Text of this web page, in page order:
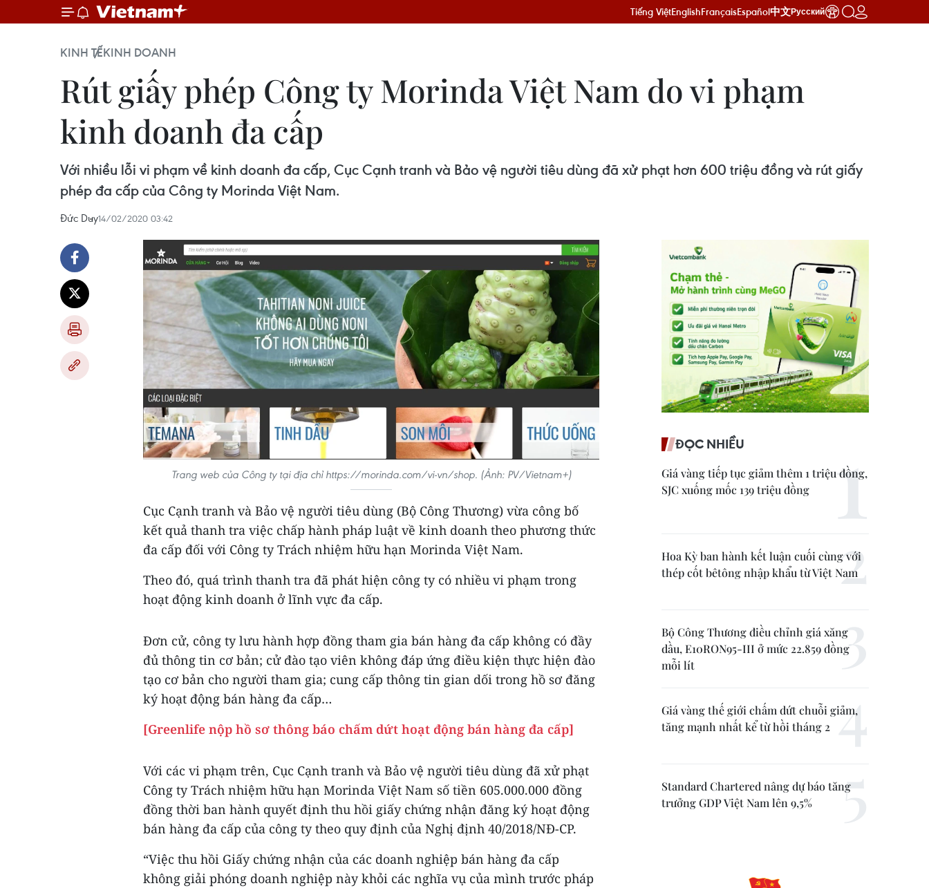
Tiếng ViệtEnglishFrançaisEspañol中文Русский
KINH TẾKINH DOANH
Rút giấy phép Công ty Morinda Việt Nam do vi phạm
kinh doanh đa cấp
Với nhiều lỗi vi phạm về kinh doanh đa cấp, Cục Cạnh tranh và Bảo vệ người tiêu dùng đã xử phạt hơn 600 triệu đồng và rút giấy
phép đa cấp của Công ty Morinda Việt Nam.
Đức Duy14/02/2020 03:42
Trang web của Công ty tại địa chỉ https://morinda.com/vi-vn/shop. (Ảnh: PV/Vietnam+)
Cục Cạnh tranh và Bảo vệ người tiêu dùng (Bộ Công Thương) vừa công bố
kết quả thanh tra việc chấp hành pháp luật về kinh doanh theo phương thức
đa cấp đối với Công ty Trách nhiệm hữu hạn Morinda Việt Nam.
Theo đó, quá trình thanh tra đã phát hiện công ty có nhiều vi phạm trong
hoạt động kinh doanh ở lĩnh vực đa cấp.
Đơn cử, công ty lưu hành hợp đồng tham gia bán hàng đa cấp không có đầy
đủ thông tin cơ bản; cử đào tạo viên không đáp ứng điều kiện thực hiện đào
tạo cơ bản cho người tham gia; cung cấp thông tin gian dối trong hồ sơ đăng
ký hoạt động bán hàng đa cấp…
[Greenlife nộp hồ sơ thông báo chấm dứt hoạt động bán hàng đa cấp]
Với các vi phạm trên, Cục Cạnh tranh và Bảo vệ người tiêu dùng đã xử phạt
Công ty Trách nhiệm hữu hạn Morinda Việt Nam số tiền 605.000.000 đồng
đồng thời ban hành quyết định thu hồi giấy chứng nhận đăng ký hoạt động
bán hàng đa cấp của công ty theo quy định của Nghị định 40/2018/NĐ-CP.
“Việc thu hồi Giấy chứng nhận của các doanh nghiệp bán hàng đa cấp
không giải phóng doanh nghiệp này khỏi các nghĩa vụ của mình trước pháp
ĐỌC NHIỀU
Giá vàng tiếp tục giảm thêm 1 triệu đồng,
SJC xuống mốc 139 triệu đồng
Hoa Kỳ ban hành kết luận cuối cùng với
thép cốt bêtông nhập khẩu từ Việt Nam
Bộ Công Thương điều chỉnh giá xăng
dầu, E10RON95-III ở mức 22.859 đồng
mỗi lít
Giá vàng thế giới chấm dứt chuỗi giảm,
tăng mạnh nhất kể từ hồi tháng 2
Standard Chartered nâng dự báo tăng
trưởng GDP Việt Nam lên 9,5%